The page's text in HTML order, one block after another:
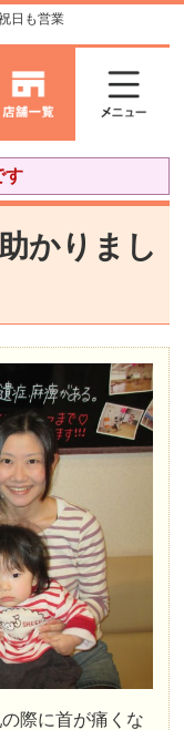
日も営業
す
かりまし
際に首が痛くな